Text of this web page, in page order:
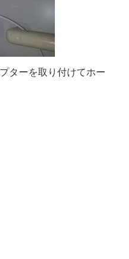
ターを取り付けてホー